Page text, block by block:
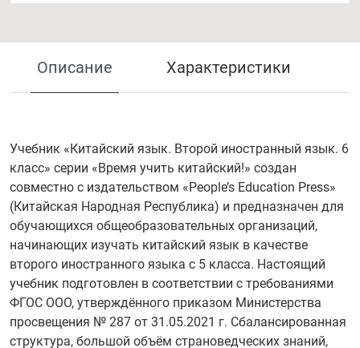
Описание Характеристики
Учебник «Китайский язык. Второй иностранный язык. 6
класс» серии «Время учить китайский!» создан
совместно с издательством «People’s Education Press»
(Китайская Народная Республика) и предназначен для
обучающихся общеобразовательных организаций,
начинающих изучать китайский язык в качестве
второго иностранного языка с 5 класса. Настоящий
учебник подготовлен в соответствии с требованиями
ФГОС ООО, утверждённого приказом Министерства
просвещения № 287 от 31.05.2021 г. Сбалансированная
структура, большой объём страноведческих знаний,